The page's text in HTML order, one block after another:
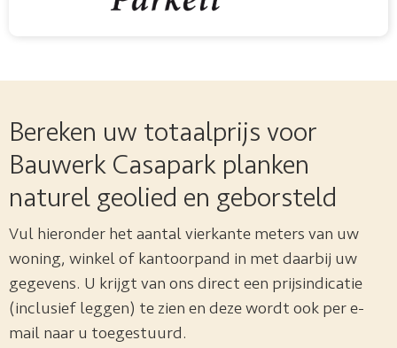
Bereken uw totaalprijs voor
Bauwerk Casapark planken
naturel geolied en geborsteld
Vul hieronder het aantal vierkante meters van uw
woning, winkel of kantoorpand in met daarbij uw
gegevens. U krijgt van ons direct een prijsindicatie
(inclusief leggen) te zien en deze wordt ook per e-
mail naar u toegestuurd.